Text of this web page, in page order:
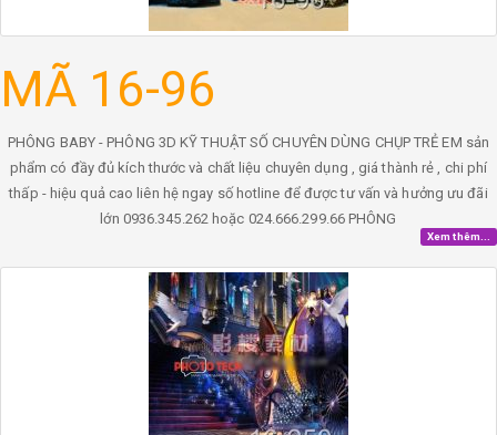
MÃ 16-96
PHÔNG BABY - PHÔNG 3D KỸ THUẬT SỐ CHUYÊN DÙNG CHỤP TRẺ EM sản
phẩm có đầy đủ kích thước và chất liệu chuyên dụng , giá thành rẻ , chi phí
thấp - hiệu quả cao liên hệ ngay số hotline để được tư vấn và hưởng ưu đãi
lớn 0936.345.262 hoặc 024.666.299.66 PHÔNG
Xem thêm...